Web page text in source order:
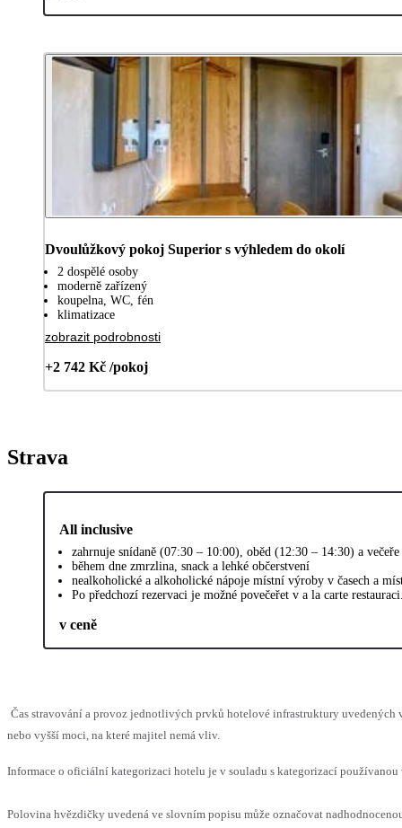
Dvoulůžkový pokoj Superior s výhledem do okolí
2 dospělé osoby
moderně zařízený
koupelna, WC, fén
klimatizace
zobrazit podrobnosti
+2 742 Kč /pokoj
Strava
All inclusive
zahrnuje snídaně (07:30 – 10:00), oběd (12:30 – 14:30) a
během dne zmrzlina, snack a lehké občerstvení
nealkoholické a alkoholické nápoje místní výroby v časech a
Po předchozí rezervaci je možné povečeřet v a la carte
v ceně
Čas stravování a provoz jednotlivých prvků hotelové infrastruktury uvedených
nebo vyšší moci, na které majitel nemá vliv.
Informace o oficiální kategorizaci hotelu je v souladu s kategorizací
Polovina hvězdičky uvedená ve slovním popisu může označovat